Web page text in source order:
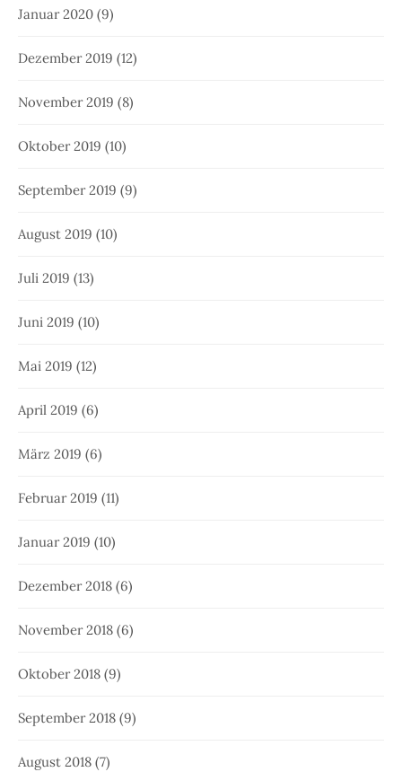
Januar 2020 (9)
Dezember 2019 (12)
November 2019 (8)
Oktober 2019 (10)
September 2019 (9)
August 2019 (10)
Juli 2019 (13)
Juni 2019 (10)
Mai 2019 (12)
April 2019 (6)
März 2019 (6)
Februar 2019 (11)
Januar 2019 (10)
Dezember 2018 (6)
November 2018 (6)
Oktober 2018 (9)
September 2018 (9)
August 2018 (7)